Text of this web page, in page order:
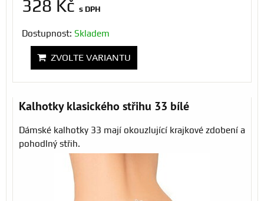
328 Kč s DPH
Dostupnost: Skladem
ZVOLTE VARIANTU
Kalhotky klasického střihu 33 bílé
Dámské kalhotky 33 mají okouzlující krajkové zdobení a
pohodlný střih.